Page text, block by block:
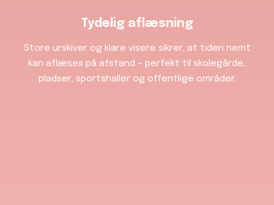
Tydelig aflæsning
Store urskiver og klare visere sikrer, at tiden nemt
kan aflæses på afstand – perfekt til skolegårde,
pladser, sportshaller og offentlige områder.